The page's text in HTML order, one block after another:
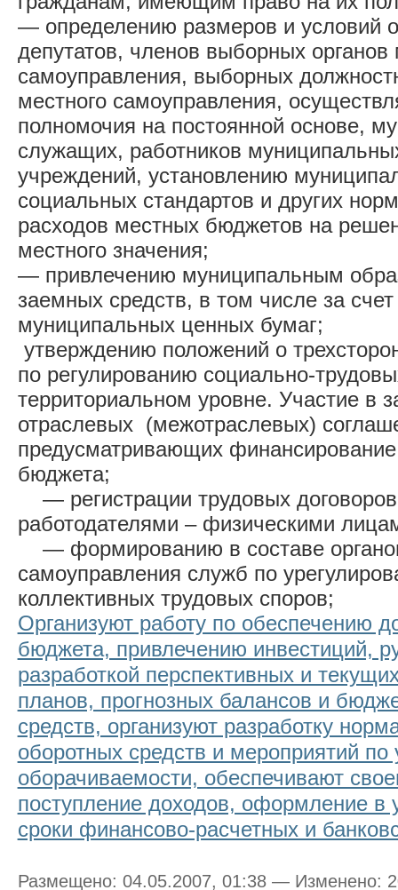
— определению размеров и условий
депутатов, членов выборных органов
самоуправления, выборных
местного самоуправления,
полномочия на постоянной основе,
служащих, работников
учреждений, установлению
социальных стандартов и других
расходов местных бюджетов на
местного значения;
— привлечению муниципальным
заемных средств, в том числе за
муниципальных ценных бумаг;
утверждению положений о
по регулированию социально-
территориальном уровне. Участие в
отраслевых (межотраслевых)
предусматривающих финансирование
бюджета;
— регистрации трудовых
работодателями – физическими
— формированию в составе
самоуправления служб по
коллективных трудовых споров;
Организуют работу по обеспечению
бюджета, привлечению инвестиций,
разработкой перспективных и
планов, прогнозных балансов и
средств, организуют разработку
оборотных средств и мероприятий по
оборачиваемости, обеспечивают
поступление доходов, оформление в
сроки финансово-расчетных и
Размещено: 04.05.2007, 01:38 — Изменено: